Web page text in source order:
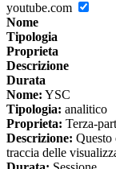
youtube.com
Nome
Tipologia
Proprieta
Descrizione
Durata
Nome: YSC
Tipologia: analitico
Proprieta: Terza-
Descrizione: Questo
traccia delle